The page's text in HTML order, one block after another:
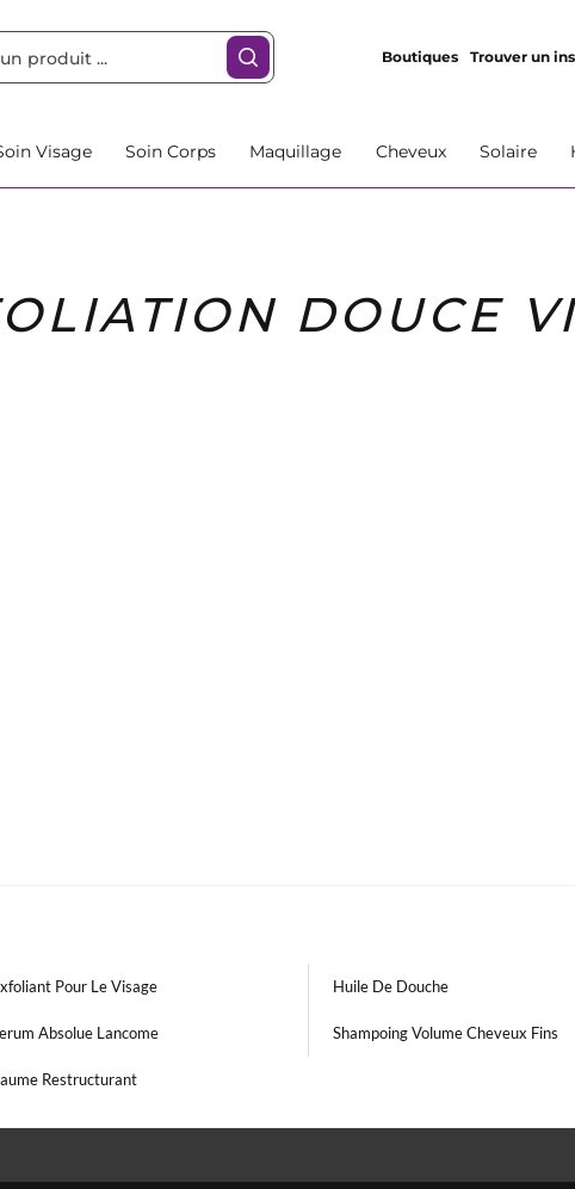
Boutiques Trouver un
Visage Soin Corps Maquillage Cheveux Solaire
DOUCE
Pour Le Visage Huile De Douche
Absolue Lancome Shampoing Volume Cheveux Fins
Restructurant